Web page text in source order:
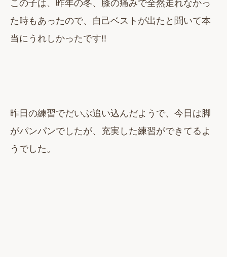
この子は、昨年の冬、膝の痛みで全然走れなかっ
た時もあったので、自己ベストが出たと聞いて本
当にうれしかったです!!
昨日の練習でだいぶ追い込んだようで、今日は脚
がパンパンでしたが、充実した練習ができてるよ
うでした。